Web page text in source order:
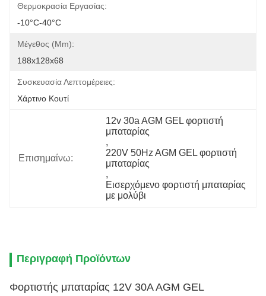
Θερμοκρασία Εργασίας:
-10°C-40°C
Μέγεθος (mm):
188x128x68
Συσκευασία Λεπτομέρειες:
Χάρτινο Κουτί
Επισημαίνω:
12v 30a AGM GEL φορτιστή
μπαταρίας
,
220V 50Hz AGM GEL φορτιστή
μπαταρίας
,
Εισερχόμενο φορτιστή μπαταρίας
με μολύβι
Περιγραφή Προϊόντων
Φορτιστής μπαταρίας 12V 30A AGM GEL